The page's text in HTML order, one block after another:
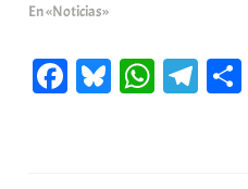
En «Noticias»
Fa Bl W Te